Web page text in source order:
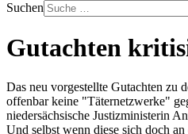
Suchen
Gutachten
Das neu vorgestellte Gutachten zu
offenbar keine "Täternetzwerke"
niedersächsische Justizministerin
Und selbst wenn diese sich doch